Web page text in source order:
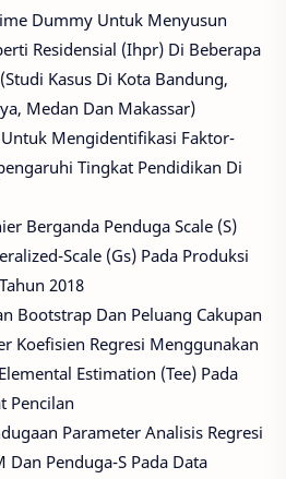
Dummy Untuk Menyusun
Residensial (Ihpr) Di Beberapa
Kasus Di Kota Bandung,
Medan Dan Makassar)
Mengidentifikasi Faktor-
Tingkat Pendidikan Di
Berganda Penduga Scale (S)
Scale (Gs) Pada Produksi
2018
Bootstrap Dan Peluang Cakupan
Koefisien Regresi Menggunakan
Estimation (Tee) Pada
Pencilan
Parameter Analisis Regresi
Dan Penduga-S Pada Data